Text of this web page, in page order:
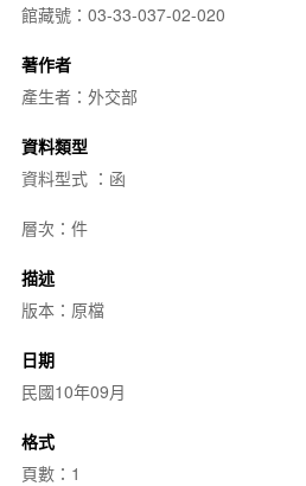
館藏號：03-33-037-02-020
著作者
產生者：外交部
資料類型
資料型式 ：函
層次：件
描述
版本：原檔
日期
民國10年09月
格式
頁數：1